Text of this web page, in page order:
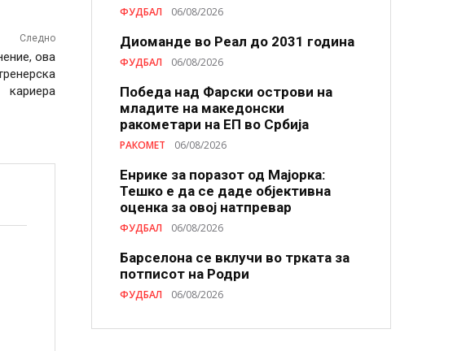
Следно
ова
кариера
ФУДБАЛ 06/08/2026
Диоманде во Реал до 2031 година
ФУДБАЛ 06/08/2026
Победа над Фарски острови на
младите на македонски
ракометари на ЕП во Србија
РАКОМЕТ 06/08/2026
Енрике за поразот од Мајорка:
Тешко е да се даде објективна
оценка за овој натпревар
ФУДБАЛ 06/08/2026
Барселона се вклучи во трката за
потписот на Родри
ФУДБАЛ 06/08/2026